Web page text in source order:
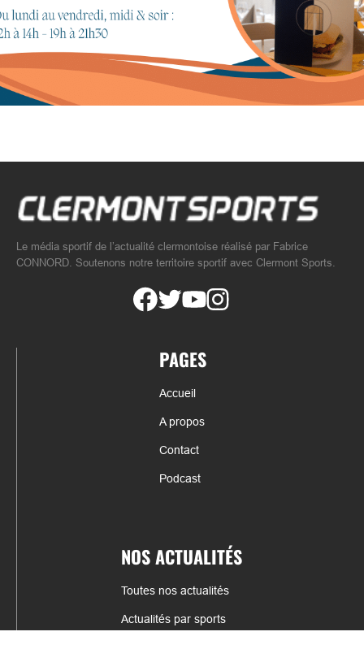
Le média sportif de l’actualité clermontoise réalisé par Fabrice
CONNORD. Soutenons notre territoire sportif avec Clermont Sports.
PAGES
Accueil
A propos
Contact
Podcast
NOS ACTUALITÉS
Toutes nos actualités
Actualités par sports